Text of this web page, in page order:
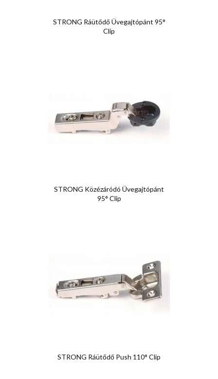
STRONG Ráütődő Üvegajtópánt 95°
Clip
STRONG Közézáródó Üvegajtópánt
95° Clip
STRONG Ráütődő Push 110° Clip